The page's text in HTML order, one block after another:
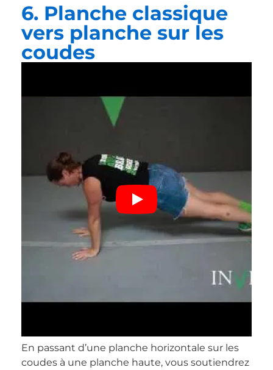
6. Planche classique
vers planche sur les
coudes
En passant d’une planche horizontale sur les
coudes à une planche haute, vous soutiendrez